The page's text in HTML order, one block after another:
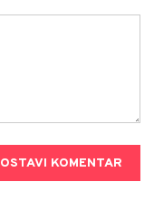
OSTAVI KOMENTAR